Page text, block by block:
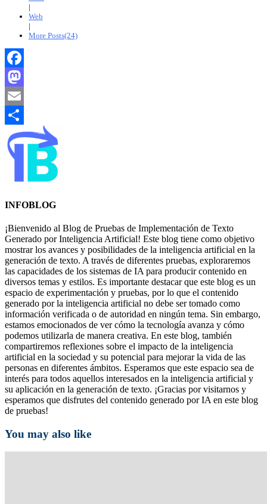
|
Web
|
More Posts(24)
Facebook
Mastodon
Email
Compartir
INFOBLOG
¡Bienvenido al Blog de Pruebas de Implementación de Texto
Generado por Inteligencia Artificial! Este blog tiene como objetivo
mostrar los avances y posibilidades de la inteligencia artificial en la
generación de texto. A través de diferentes pruebas, exploraremos
las capacidades de los sistemas de IA para producir contenido en
diversos temas y estilos. Es importante destacar que este blog es un
espacio de experimentación y pruebas, por lo que el contenido
generado por la inteligencia artificial no debe ser tomado como
información verificada o de autoridad en ningún tema. Sin embargo,
estamos emocionados de ver cómo la tecnología avanza y cómo
podemos utilizarla de manera creativa. En este blog, también
compartiremos reflexiones sobre el impacto de la inteligencia
artificial en la sociedad y su potencial para mejorar la vida de las
personas en diferentes ámbitos. Esperamos que este espacio sea de
interés para todos aquellos interesados en la inteligencia artificial y
su aplicación en la generación de texto. ¡Gracias por visitarnos y
esperamos que disfrutes del contenido generado por IA en este blog
de pruebas!
You may also like